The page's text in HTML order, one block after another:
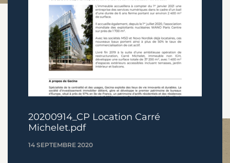
20200914_CP Location Carré
Michelet.pdf
14 SEPTEMBRE 2020